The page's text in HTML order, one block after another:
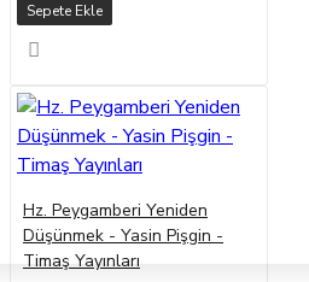
Sepete Ekle
Hz. Peygamberi Yeniden
Düşünmek - Yasin Pişgin -
Timaş Yayınları